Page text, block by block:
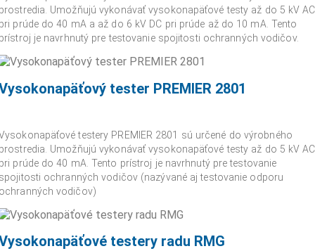
Umožňujú vykonávať vysokonapäťové testy až do 5 kV AC
prúde do 40 mA a až do 6 kV DC pri prúde až do 10 mA. Tento
je navrhnutý pre testovanie spojitosti ochranných vodičov.
tester PREMIER 2801
testery PREMIER 2801 sú určené do výrobného
Umožňujú vykonávať vysokonapäťové testy až do 5 kV AC
prúde do 40 mA. Tento prístroj je navrhnutý pre testovanie
ochranných vodičov (nazývané aj testovanie odporu
vodičov)
testery radu RMG